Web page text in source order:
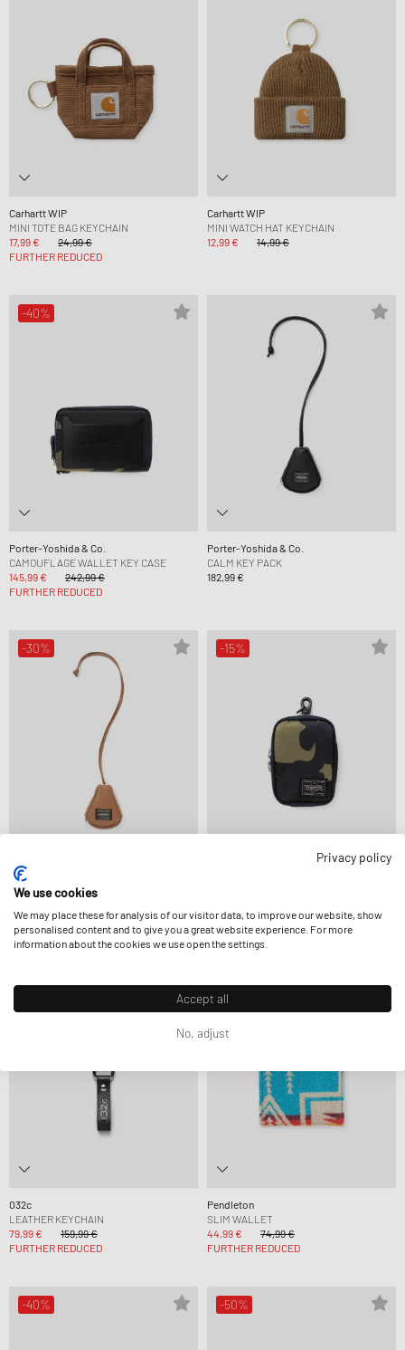
Carhartt WIP
MINI TOTE BAG KEYCHAIN
17,99 €
24,99 €
FURTHER REDUCED
Carhartt WIP
MINI WATCH HAT KEYCHAIN
12,99 €
14,99 €
-40%
Porter-Yoshida & Co.
CAMOUFLAGE WALLET KEY CASE
145,99 €
242,99 €
FURTHER REDUCED
Porter-Yoshida & Co.
CALM KEY PACK
182,99 €
-30%
Porter-Yoshida & Co.
CALM KEY PACK
128,99 €
182,99 €
-15%
186,99 €
218,99 €
032c
LEATHER KEYCHAIN
79,99 €
159,99 €
FURTHER REDUCED
Pendleton
SLIM WALLET
44,99 €
74,99 €
FURTHER REDUCED
-40% -50%
Privacy policy
We use cookies
We may place these for analysis of our visitor data, to improve our website, show
personalised content and to give you a great website experience. For more
information about the cookies we use open the settings.
Accept all
No, adjust